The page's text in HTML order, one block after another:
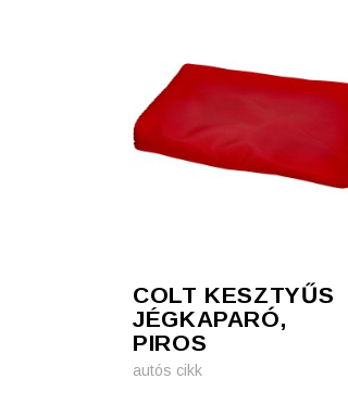
COLT KESZTYŰS
JÉGKAPARÓ,
PIROS
autós cikk